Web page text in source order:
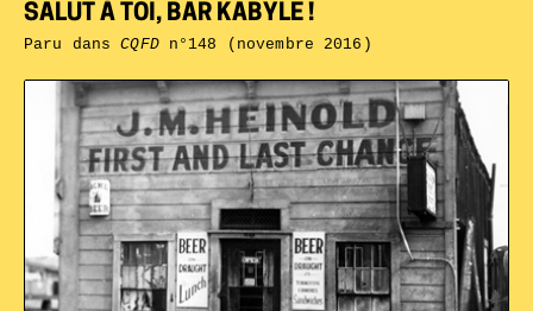
SALUT À TOI, BAR KABYLE !
Paru dansCQFDn°148 (novembre 2016)